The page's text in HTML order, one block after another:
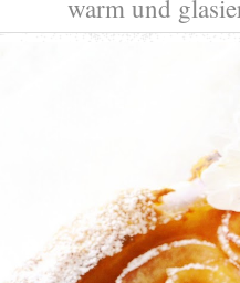
warm und